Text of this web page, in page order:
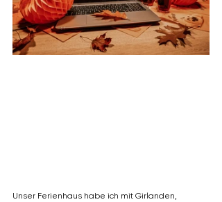
Unser Ferienhaus habe ich mit Girlanden,